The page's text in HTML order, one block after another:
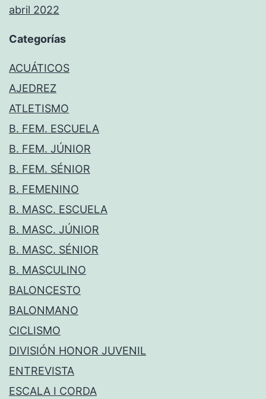
abril 2022
Categorías
ACUÁTICOS
AJEDREZ
ATLETISMO
B. FEM. ESCUELA
B. FEM. JÚNIOR
B. FEM. SÉNIOR
B. FEMENINO
B. MASC. ESCUELA
B. MASC. JÚNIOR
B. MASC. SÉNIOR
B. MASCULINO
BALONCESTO
BALONMANO
CICLISMO
DIVISIÓN HONOR JUVENIL
ENTREVISTA
ESCALA I CORDA